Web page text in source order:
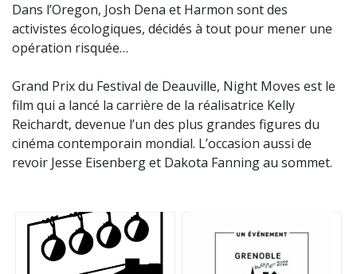
Dans l’Oregon, Josh Dena et Harmon sont des
activistes écologiques, décidés à tout pour mener une
opération risquée…
Grand Prix du Festival de Deauville, Night Moves est le
film qui a lancé la carrière de la réalisatrice Kelly
Reichardt, devenue l’un des plus grandes figures du
cinéma contemporain mondial. L’occasion aussi de
revoir Jesse Eisenberg et Dakota Fanning au sommet.